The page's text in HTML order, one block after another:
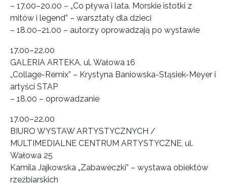
– 17.00–20.00 – „Co pływa i lata. Morskie istotki z
mitów i legend” – warsztaty dla dzieci
– 18.00–21.00 – autorzy oprowadzają po wystawie
17.00–22.00
GALERIA ARTEKA, ul. Wałowa 16
„Collage-Remix” – Krystyna Baniowska-Stąsiek-Meyer i
artyści STAP
– 18.00 – oprowadzanie
17.00–22.00
BIURO WYSTAW ARTYSTYCZNYCH /
MULTIMEDIALNE CENTRUM ARTYSTYCZNE, ul.
Wałowa 25
Kamila Jajkowska „Zabaweczki” – wystawa obiektów
rzeźbiarskich